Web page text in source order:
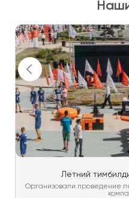
Летний
Организовали проведение